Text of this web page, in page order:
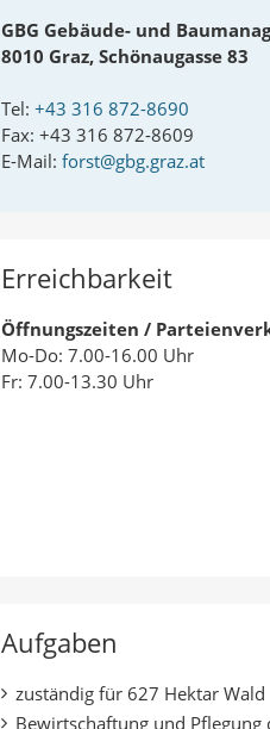
GBG Gebäude- und
8010 Graz, Schönaugasse 83
Tel: +43 316 872-8690
Fax: +43 316 872-8609
E-Mail: forst@gbg.graz.at
Erreichbarkeit
Öffnungszeiten /
Mo-Do: 7.00-16.00 Uhr
Fr: 7.00-13.30 Uhr
Aufgaben
zuständig für 627 Hektar Wald
Bewirtschaftung und Pflegung